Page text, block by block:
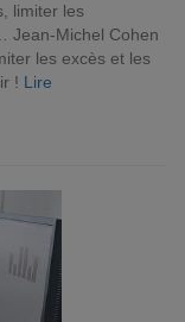
limiter les
Jean-Michel Cohen
les excès et les
! Lire